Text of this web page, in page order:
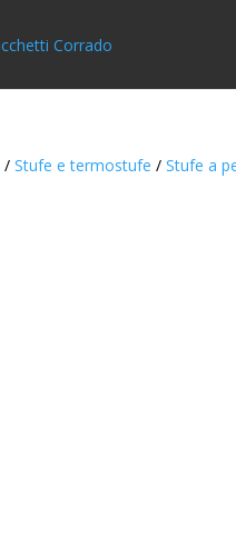
/Stufe e termostufe /Stufe a